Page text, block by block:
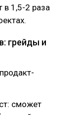
в 1,5-2 раза
грейды и
сможет